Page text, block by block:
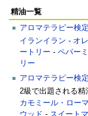
精油一覧
アロマテラピー検定
イランイラン - オ
ートリー - ペパー
リー
アロマテラピー検定
2級で出題される精
カモミール・ロー
ウッド - スイート